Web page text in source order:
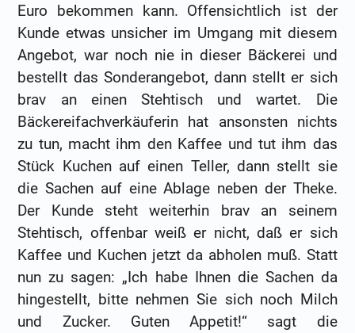
Euro bekommen kann. Offensichtlich ist der
Kunde etwas unsicher im Umgang mit diesem
Angebot, war noch nie in dieser Bäckerei und
bestellt das Sonderangebot, dann stellt er sich
brav an einen Stehtisch und wartet. Die
Bäckereifachverkäuferin hat ansonsten nichts
zu tun, macht ihm den Kaffee und tut ihm das
Stück Kuchen auf einen Teller, dann stellt sie
die Sachen auf eine Ablage neben der Theke.
Der Kunde steht weiterhin brav an seinem
Stehtisch, offenbar weiß er nicht, daß er sich
Kaffee und Kuchen jetzt da abholen muß. Statt
nun zu sagen: „Ich habe Ihnen die Sachen da
hingestellt, bitte nehmen Sie sich noch Milch
und Zucker. Guten Appetit!“ sagt die